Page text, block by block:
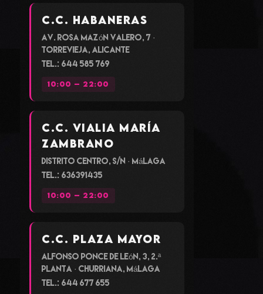
C.C. Habaneras
Av. Rosa Mazón Valero, 7 ·
Torrevieja, Alicante
Tel.: 644 585 769
10:00 – 22:00
C.C. Vialia María
Zambrano
Distrito Centro, s/n · Málaga
Tel.: 636391435
10:00 – 22:00
C.C. Plaza Mayor
Alfonso Ponce de León, 3, 2.ª
planta · Churriana, Málaga
Tel.: 644 677 655